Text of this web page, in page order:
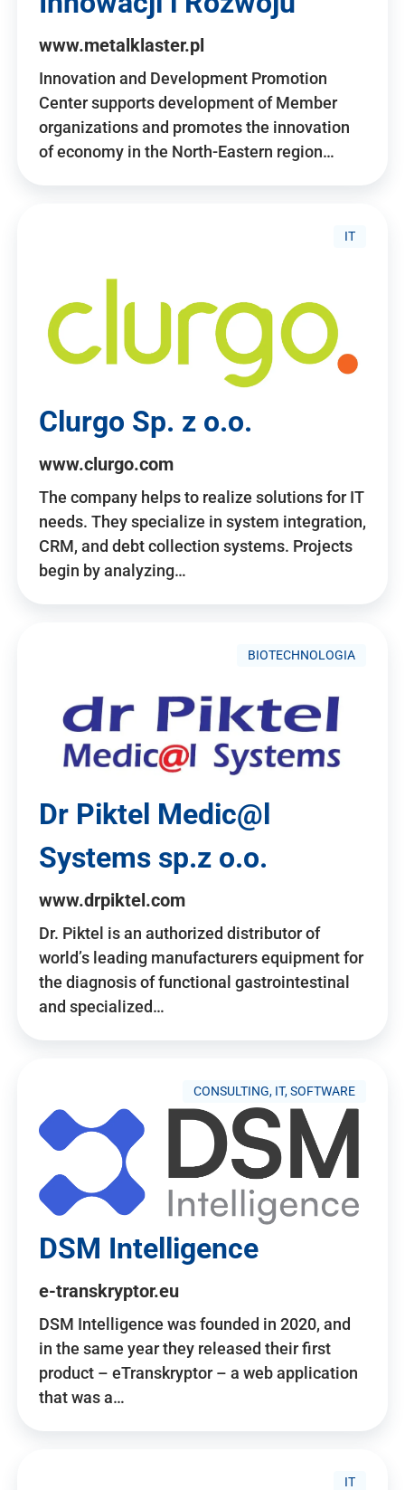
www.metalklaster.pl
Innovation and Development Promotion
Center supports development of Member
organizations and promotes the innovation
of economy in the North-Eastern region…
IT
Clurgo Sp. z o.o.
www.clurgo.com
The company helps to realize solutions for IT
needs. They specialize in system integration,
CRM, and debt collection systems. Projects
begin by analyzing…
BIOTECHNOLOGIA
Dr Piktel Medic@l
Systems sp.z o.o.
www.drpiktel.com
Dr. Piktel is an authorized distributor of
world’s leading manufacturers equipment for
the diagnosis of functional gastrointestinal
and specialized…
CONSULTING, IT, SOFTWARE
DSM Intelligence
e-transkryptor.eu
DSM Intelligence was founded in 2020, and
in the same year they released their first
product – eTranskryptor – a web application
that was a…
IT